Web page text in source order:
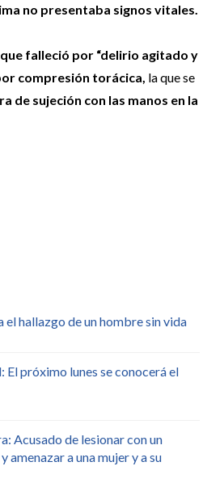
no presentaba signos vitales.
falleció por “delirio agitado y
compresión torácica, la que se
de sujeción con las manos en la
el hallazgo de un hombre sin vida
El próximo lunes se conocerá el
Acusado de lesionar con un
amenazar a una mujer y a su